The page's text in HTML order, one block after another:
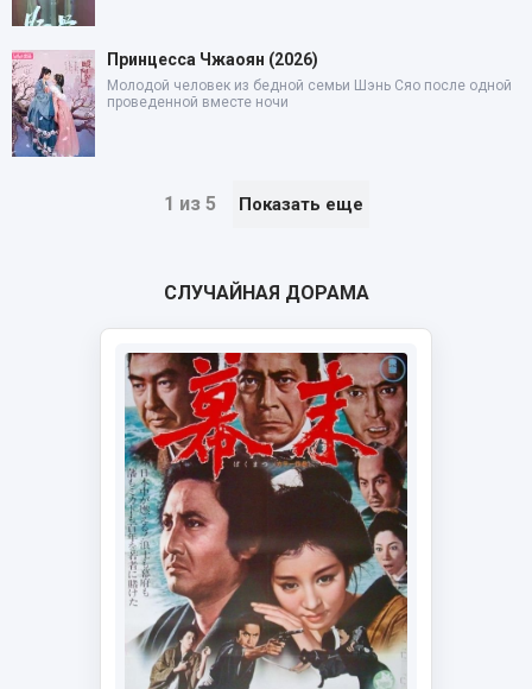
Принцесса Чжаоян (2026)
Молодой человек из бедной семьи Шэнь Сяо после одной
проведенной вместе ночи
1 из 5 Показать еще
СЛУЧАЙНАЯ ДОРАМА